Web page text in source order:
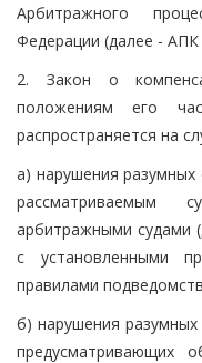
Арбитражного
Федерации (далее -
2. Закон о
положениям его
распространяется на
а) нарушения разумных
арбитражными судами
с установленными
правилами
б) нарушения разумных
предусматривающих